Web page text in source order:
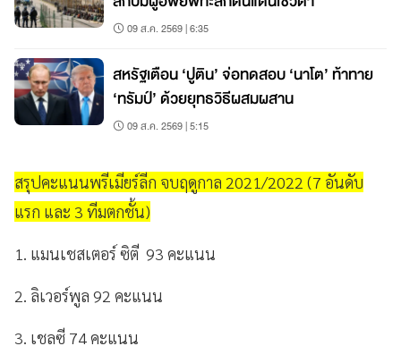
09 ส.ค. 2569 | 6:35
สหรัฐเตือน ‘ปูติน’ จ่อทดสอบ ‘นาโต’ ท้าทาย
‘ทรัมป์’ ด้วยยุทธวิธีผสมผสาน
09 ส.ค. 2569 | 5:15
สรุปคะแนนพรีเมียร์ลีก จบฤดูกาล 2021/2022 (7 อันดับ
แรก และ 3 ทีมตกชั้น)
1. แมนเชสเตอร์ ซิตี 93 คะแนน
2. ลิเวอร์พูล 92 คะแนน
3. เชลซี 74 คะแนน